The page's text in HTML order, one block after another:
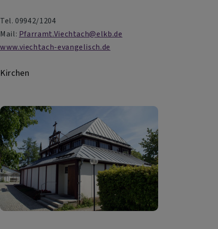
Tel. 09942/1204
Mail: Pfarramt.Viechtach@elkb.de
www.viechtach-evangelisch.de
Kirchen